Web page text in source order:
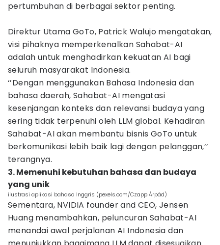
pertumbuhan di berbagai sektor penting.
Direktur Utama GoTo, Patrick Walujo mengatakan,
visi pihaknya memperkenalkan Sahabat-AI
adalah untuk menghadirkan kekuatan AI bagi
seluruh masyarakat Indonesia.
‘’Dengan menggunakan Bahasa Indonesia dan
bahasa daerah, Sahabat-AI mengatasi
kesenjangan konteks dan relevansi budaya yang
sering tidak terpenuhi oleh LLM global. Kehadiran
Sahabat-AI akan membantu bisnis GoTo untuk
berkomunikasi lebih baik lagi dengan pelanggan,’’
terangnya.
3. Memenuhi kebutuhan bahasa dan budaya
yang unik
ilustrasi aplikasi bahasa Inggris (pexels.com/Czapp Árpád)
Sementara, NVIDIA founder and CEO, Jensen
Huang menambahkan, peluncuran Sahabat-AI
menandai awal perjalanan AI Indonesia dan